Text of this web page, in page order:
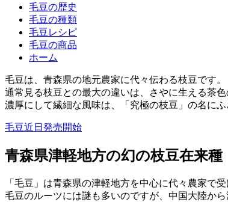
毛豆の歴史
毛豆の種類
毛豆レシピ
毛豆の商品
ホーム
毛豆は、青森県の地元農家に代々伝わる枝豆です。
通常見る枝豆との最大の違いは、さやに生える茶
濃厚にして繊細な風味は、「究極の枝豆」の名にふ
毛豆近日発売開始
青森県津軽地方の幻の枝豆在来種
「毛豆」は青森県の津軽地方を中心に代々農家で
毛豆のルーツには謎も多いのですが、中国大陸か